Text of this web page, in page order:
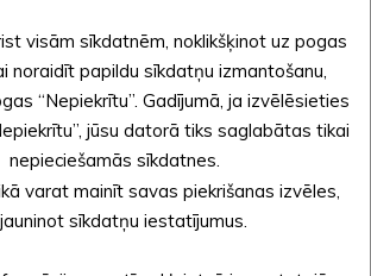
tiesību likuma 13. pantam nepilngadīgiem
vecuma ārstniecība ir pieļaujama, ja
līdz ar to pusaudži no 14 gadu
lēmumu vakcinēties
un nav
vai aizbildņu atļauja vakcīnas
pats var pierakstītiesvietnē
visām sīkdatnēm, noklikšķinot uz pogas
noraidīt papildu sīkdatņu izmantošanu,
“Nepiekrītu”. Gadījumā, ja izvēlēsieties
jūsu datorā tiks saglabātas tikai
nepieciešamās sīkdatnes.
varat mainīt savas piekrišanas izvēles,
sīkdatņu iestatījumus.